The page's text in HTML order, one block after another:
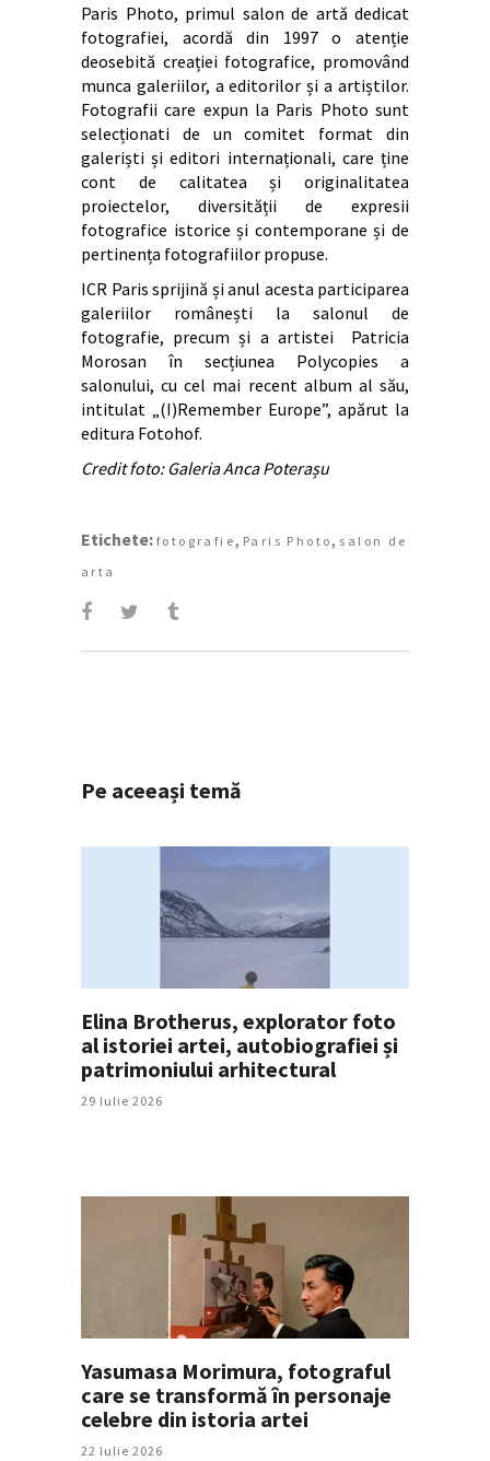
Paris Photo, primul salon de artă dedicat
fotografiei, acordă din 1997 o atenție
deosebită creației fotografice, promovând
munca galeriilor, a editorilor și a artiștilor.
Fotografii care expun la Paris Photo sunt
selecționati de un comitet format din
galeriști și editori internaționali, care ține
cont de calitatea și originalitatea
proiectelor, diversității de expresii
fotografice istorice și contemporane și de
pertinența fotografiilor propuse.
ICR Paris sprijină și anul acesta participarea
galeriilor românești la salonul de
fotografie, precum și a artistei Patricia
Morosan în secțiunea Polycopies a
salonului, cu cel mai recent album al său,
intitulat „(I)Remember Europe”, apărut la
editura Fotohof.
Credit foto: Galeria Anca Poterașu
Etichete: fotografie , Paris Photo , salon de
arta
Pe aceeași temă
Elina Brotherus, explorator foto
al istoriei artei, autobiografiei și
patrimoniului arhitectural
29 Iulie 2026
Yasumasa Morimura, fotograful
care se transformă în personaje
celebre din istoria artei
22 Iulie 2026